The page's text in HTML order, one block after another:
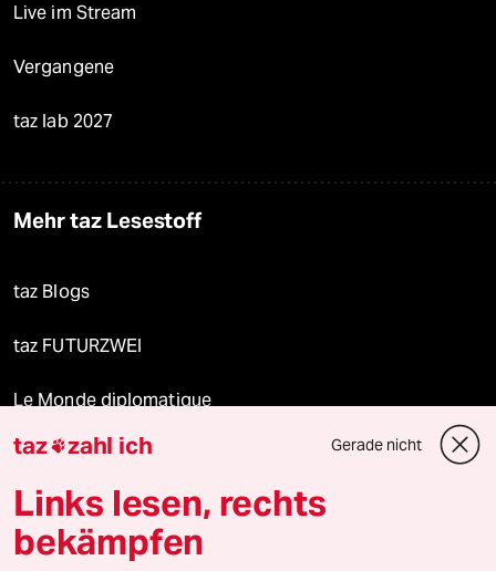
Live im Stream
Vergangene
taz lab 2027
Mehr taz Lesestoff
taz Blogs
taz FUTURZWEI
Le Monde diplomatique
taz Archiv
Mehr taz Angebote
taz zahl ich Gerade nicht
Links lesen, rechts
bekämpfen